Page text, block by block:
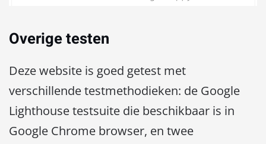
Overige testen
Deze website is goed getest met
verschillende testmethodieken: de Google
Lighthouse testsuite die beschikbaar is in
Google Chrome browser, en twee